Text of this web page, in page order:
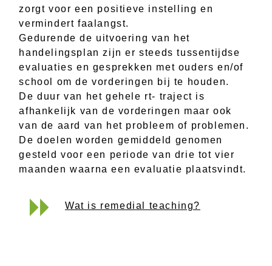
zorgt voor een positieve instelling en
vermindert faalangst.
Gedurende de uitvoering van het
handelingsplan zijn er steeds tussentijdse
evaluaties en gesprekken met ouders en/of
school om de vorderingen bij te houden.
De duur van het gehele rt- traject is
afhankelijk van de vorderingen maar ook
van de aard van het probleem of problemen.
De doelen worden gemiddeld genomen
gesteld voor een periode van drie tot vier
maanden waarna een evaluatie plaatsvindt.
Wat is remedial teaching?